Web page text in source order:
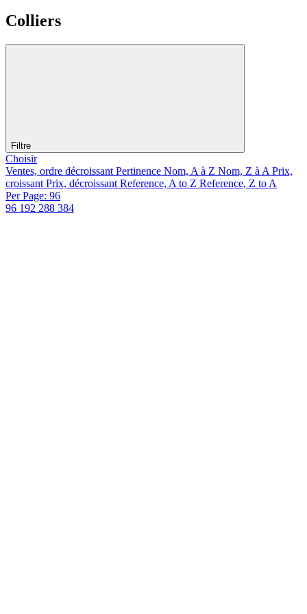
Colliers
Filtre
Choisir
Ventes, ordre décroissant Pertinence Nom, A à Z Nom, Z à A Prix,
croissant Prix, décroissant Reference, A to Z Reference, Z to A
Per Page: 96
96 192 288 384